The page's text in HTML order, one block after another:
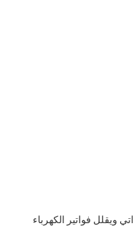
ويقلل فواتير الكهرباء